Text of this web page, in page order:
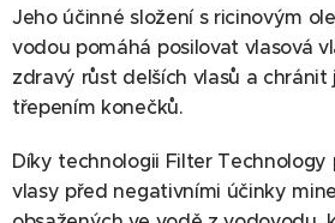
Jeho účinné složení s ricinovým
vodou pomáhá posilovat vlasová
zdravý růst delších vlasů a chránit
třepením konečků.
Díky technologii Filter Technology
vlasy před negativními účinky